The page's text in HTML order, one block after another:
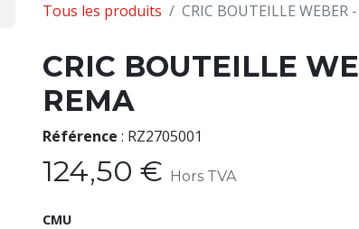
Tous les produits CRIC BOUTEILLE WEBER
CRIC BOUTEILLE
REMA
Référence : RZ2705001
124,50 € Hors TVA
CMU